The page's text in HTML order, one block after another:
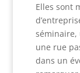
Elles sont
séminaire,
une rue
dans un